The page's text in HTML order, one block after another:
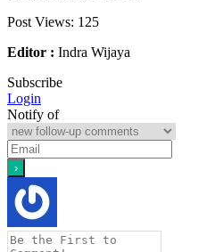
Post Views: 125
Editor : Indra Wijaya
Subscribe
Login
Notify of